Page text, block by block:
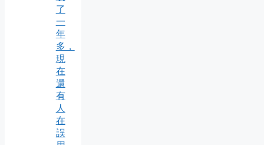
了
一
年
多，
現
在
還
有
人
在
誤